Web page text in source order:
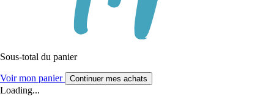
Sous-total du panier
Voir mon panier Continuer mes achats
Loading...